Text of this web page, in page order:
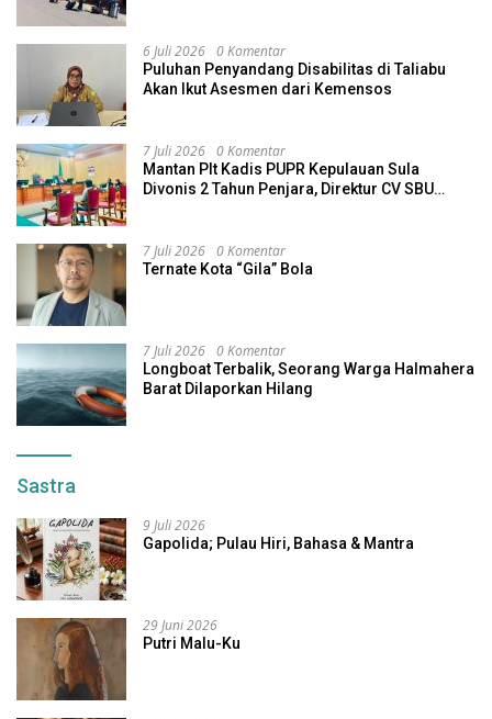
6 Juli 2026 0 Komentar
Puluhan Penyandang Disabilitas di Taliabu
Akan Ikut Asesmen dari Kemensos
7 Juli 2026 0 Komentar
Mantan Plt Kadis PUPR Kepulauan Sula
Divonis 2 Tahun Penjara, Direktur CV SBU
7 Juli 2026 0 Komentar
Ternate Kota “Gila” Bola
7 Juli 2026 0 Komentar
Longboat Terbalik, Seorang Warga Halmahera
Barat Dilaporkan Hilang
Sastra
9 Juli 2026
Gapolida; Pulau Hiri, Bahasa & Mantra
29 Juni 2026
Putri Malu-Ku